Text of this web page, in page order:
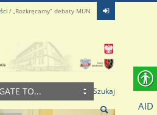
„Rozkręcamy” debaty MUN
TO... Szukaj
AID